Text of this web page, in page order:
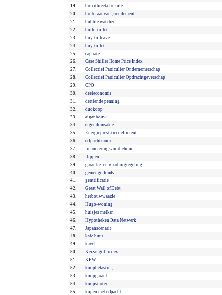
19.
brexitbreekclausule
20.
bruto-aanvangsrendement
21.
bubble watcher
22.
build-to-let
23.
buy-to-leave
24.
buy-to-let
25.
cap rate
26.
Case Shiller Home Price Index
27.
Collectief Particulier Ondernemerschap
28.
Collectief Particulier Opdrachtgeverschap
29.
CPO
30.
deeleconomie
31.
dertiende penning
32.
duokoop
33.
eigenbouw
34.
eigendomsakte
35.
Energieprestatiecoefficient
36.
erfpachtcanon
37.
financieringsvoorbehoud
38.
flippen
39.
garantie- en waarborgregeling
40.
gemengd fonds
41.
gentrificatie
42.
Great Wall of Debt
43.
herbouwwaarde
44.
Hugo-woning
45.
huisjes melken
46.
Hypotheken Data Netwerk
47.
Japanscenario
48.
kale huur
49.
kavel
50.
Keizai golf index
51.
KEW
52.
koopbelasting
53.
koopgarant
54.
koopstarter
55.
kopen met erfpacht